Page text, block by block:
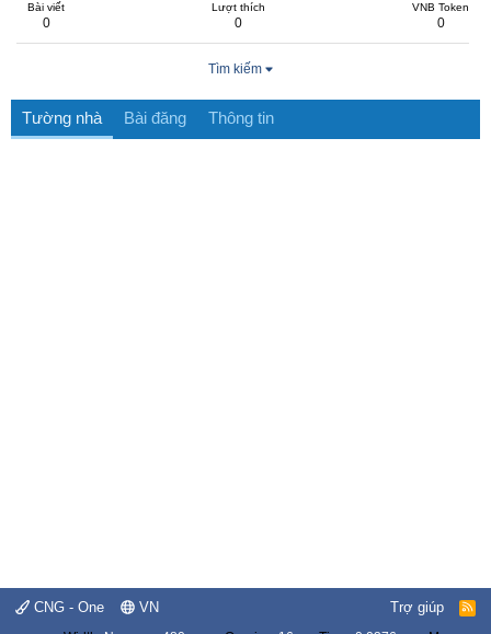
Bài viết
0
Lượt thích
0
VNB Token
0
Tìm kiếm
Tường nhà Bài đăng Thông tin
CNG - One VN Trợ giúp
R